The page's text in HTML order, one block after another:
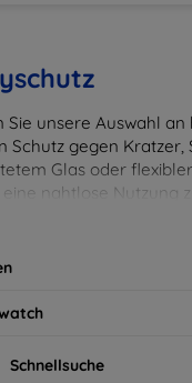
Sie unsere Auswahl
Schutz gegen
Glas oder
nahtlose Nutzung
Schnellsuche